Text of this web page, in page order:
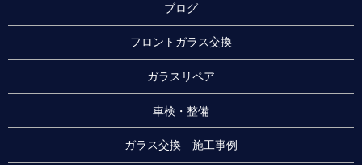
ブログ
フロントガラス交換
ガラスリペア
車検・整備
ガラス交換 施工事例